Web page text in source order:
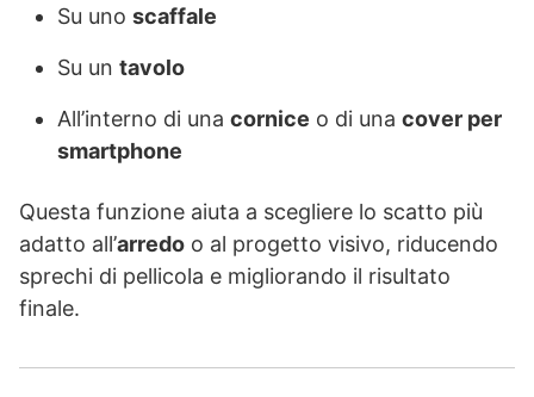
Su uno scaffale
Su un tavolo
All’interno di una cornice o di una cover per
smartphone
Questa funzione aiuta a scegliere lo scatto più
adatto all’arredo o al progetto visivo, riducendo
sprechi di pellicola e migliorando il risultato
finale.